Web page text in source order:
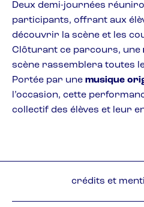
Deux demi-journées
participants, offrant aux
découvrir la scène et les
Clôturant ce parcours, une
scène rassemblera toutes
Portée par une musique
l’occasion, cette
collectif des élèves et leur
page
crédits et